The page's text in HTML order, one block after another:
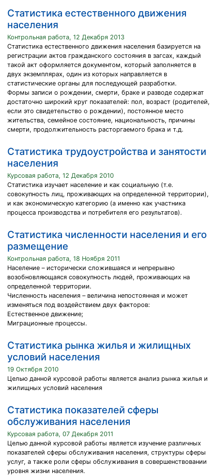
Статистика естественного движения
населения
Контрольная работа, 12 Декабря 2013
Статистика естественного движения населения базируется на
регистрации актов гражданского состояния в загсах, каждый
такой акт оформляется документом, который заполняется в
двух экземплярах, один из которых направляется в
статистические органы для последующей разработки.
Формы записи о рождении, смерти, браке и разводе содержат
достаточно широкий круг показателей: пол, возраст (родителей,
если это свидетельство о рождении), постоянное место
жительства, семейное состояние, национальность, причины
смерти, продолжительность расторгаемого брака и т.д.
Статистика трудоустройства и занятости
населения
Курсовая работа, 12 Декабря 2010
Статистика изучает население и как социальную (т.е.
совокупность лиц, проживающих на определенной территории),
и как экономическую категорию (а именно как участника
процесса производства и потребителя его результатов).
Статистика численности населения и его
размещение
Контрольная работа, 18 Ноября 2011
Население – исторически сложившаяся и непрерывно
возобновляющаяся совокупность людей, проживающих на
определенной территории.
Численность населения – величина непостоянная и может
изменяться под воздействием двух факторов:
Естественное движение;
Миграционные процессы.
Статистика рынка жилья и жилищных
условий населения
19 Октября 2010
Целью данной курсовой работы является анализ рынка жилья и
жилищных условий населения
Статистика показателей сферы
обслуживания населения
Курсовая работа, 07 Декабря 2011
Целью данной курсовой работы является изучение различных
показателей сферы обслуживания населения, структуры сферы
услуг, а также роли сферы обслуживания в совершенствовании
уровня жизни населения.